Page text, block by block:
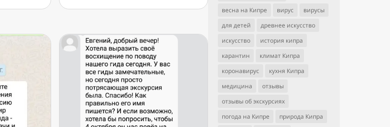
весна на Кипре
вирус
вирусы
для детей
древнее искусство
искусство
история кипра
карантин
климат Кипра
коронавирус
кухня Кипра
медицина
отзывы
отзывы об экскурсиях
погода на Кипре
природа Кипра